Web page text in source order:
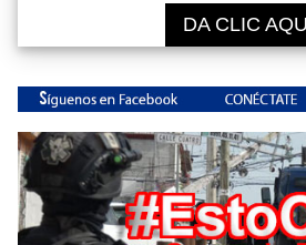
DA CLIC